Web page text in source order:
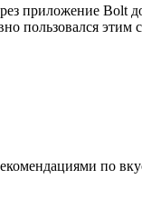
приложение
пользовался этим
по